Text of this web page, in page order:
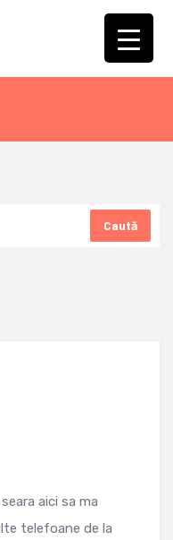
Caută
aici sa ma
telefoane de la